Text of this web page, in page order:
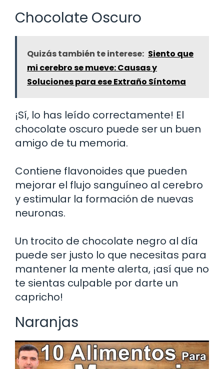
Chocolate Oscuro
Quizás también te interese: Siento que
mi cerebro se mueve: Causas y
Soluciones para ese Extraño Síntoma
¡Sí, lo has leído correctamente! El
chocolate oscuro puede ser un buen
amigo de tu memoria.
Contiene flavonoides que pueden
mejorar el flujo sanguíneo al cerebro
y estimular la formación de nuevas
neuronas.
Un trocito de chocolate negro al día
puede ser justo lo que necesitas para
mantener la mente alerta, ¡así que no
te sientas culpable por darte un
capricho!
Naranjas